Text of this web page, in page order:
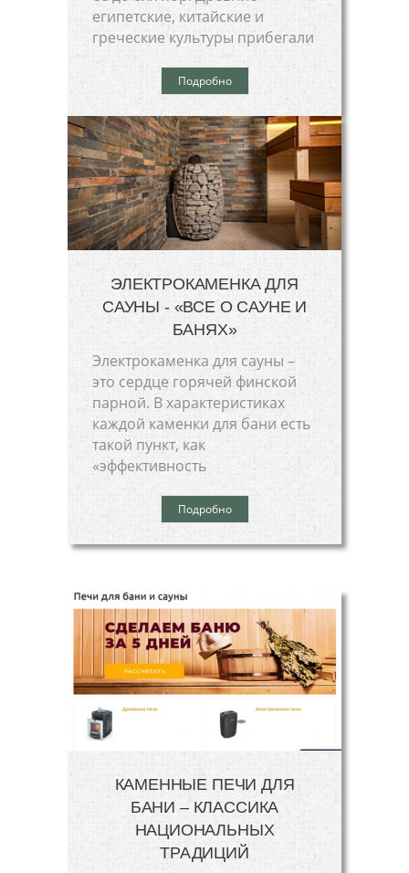
египетские, китайские и
греческие культуры прибегали
Подробно
ЭЛЕКТРОКАМЕНКА ДЛЯ
САУНЫ - «ВСЕ О САУНЕ И
БАНЯХ»
Электрокаменка для сауны –
это сердце горячей финской
парной. В характеристиках
каждой каменки для бани есть
такой пункт, как
«эффективность
Подробно
КАМЕННЫЕ ПЕЧИ ДЛЯ
БАНИ – КЛАССИКА
НАЦИОНАЛЬНЫХ
ТРАДИЦИЙ